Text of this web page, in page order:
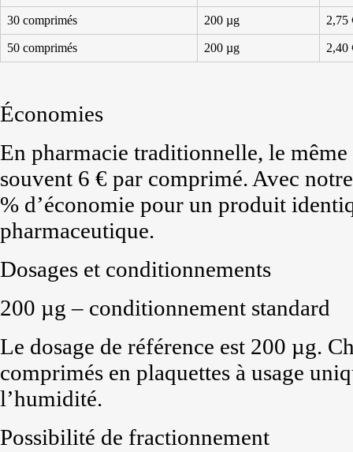
30 comprimés 200 µg 2,75
50 comprimés 200 µg 2,40
Économies
En pharmacie traditionnelle, le
souvent 6 € par comprimé. Avec
% d’économie pour un produit
pharmaceutique.
Dosages et conditionnements
200 µg – conditionnement standard
Le dosage de référence est 200 µg.
comprimés en plaquettes à usage
l’humidité.
Possibilité de fractionnement